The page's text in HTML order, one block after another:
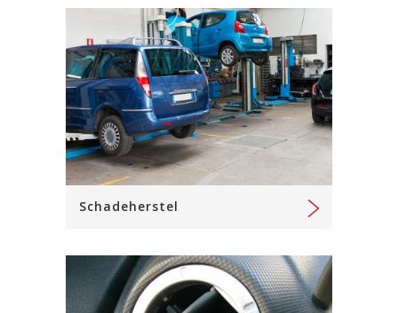
Schadeherstel